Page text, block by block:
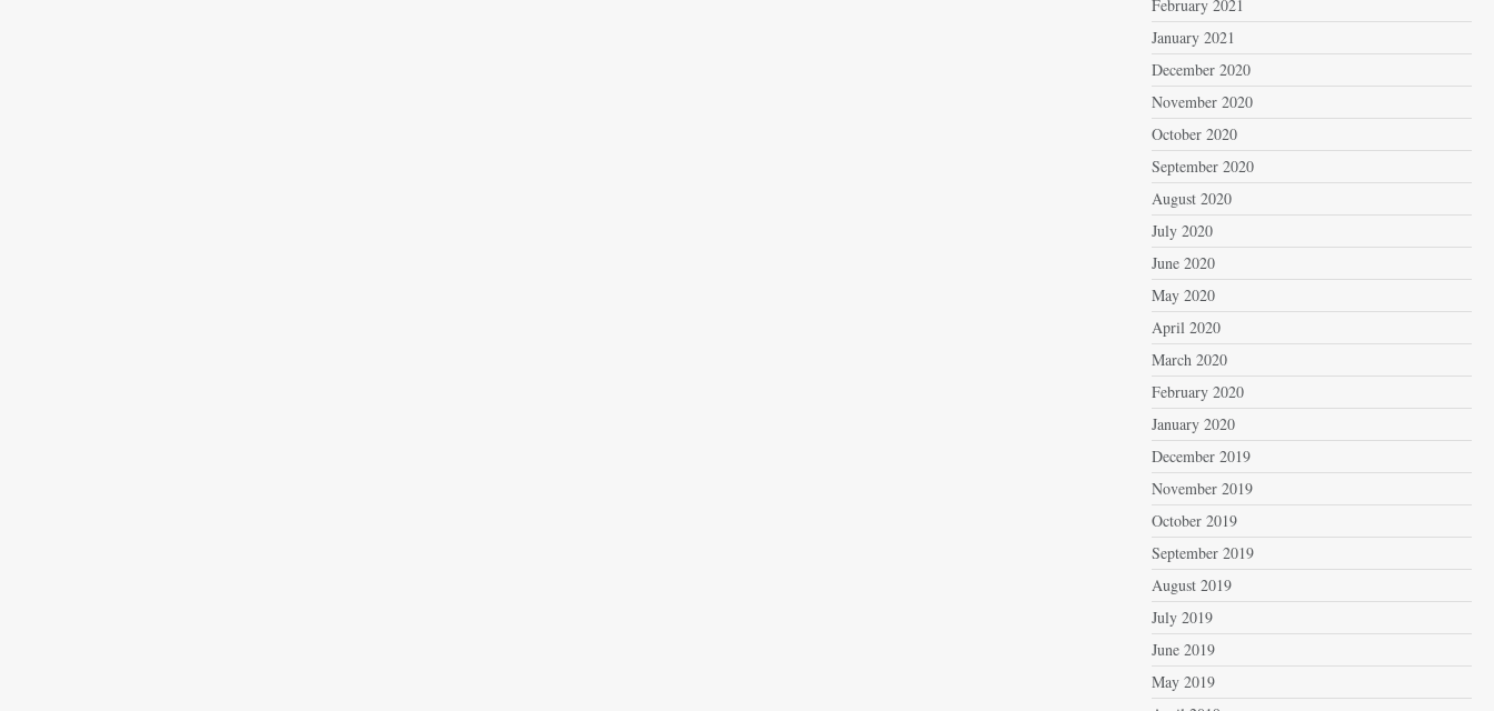
February 2021
January 2021
December 2020
November 2020
October 2020
September 2020
August 2020
July 2020
June 2020
May 2020
April 2020
March 2020
February 2020
January 2020
December 2019
November 2019
October 2019
September 2019
August 2019
July 2019
June 2019
May 2019